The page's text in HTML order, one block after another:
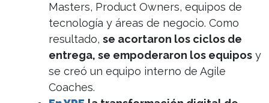
Masters, Product Owners, equipos de
tecnología y áreas de negocio. Como
resultado, se acortaron los ciclos de
entrega, se empoderaron los equiposy
se creó un equipo interno de Agile
Coaches.